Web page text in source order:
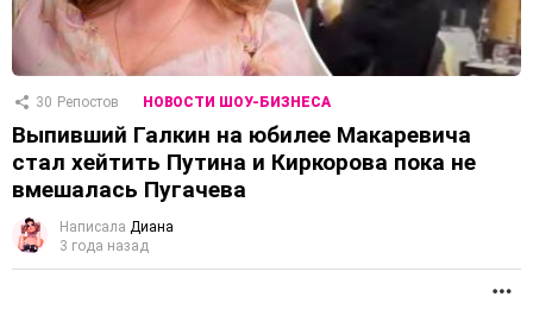
30 Репостов НОВОСТИ ШОУ-БИЗНЕСА
Выпивший Галкин на юбилее Макаревича
стал хейтить Путина и Киркорова пока не
вмешалась Пугачева
Написала Диана
3 года назад